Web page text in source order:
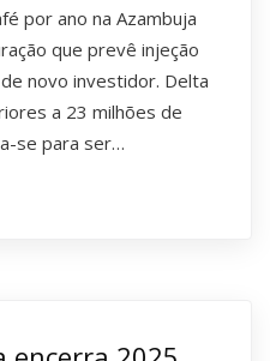
por ano na Azambuja
que prevê injeção
novo investidor. Delta
a 23 milhões de
se para ser…